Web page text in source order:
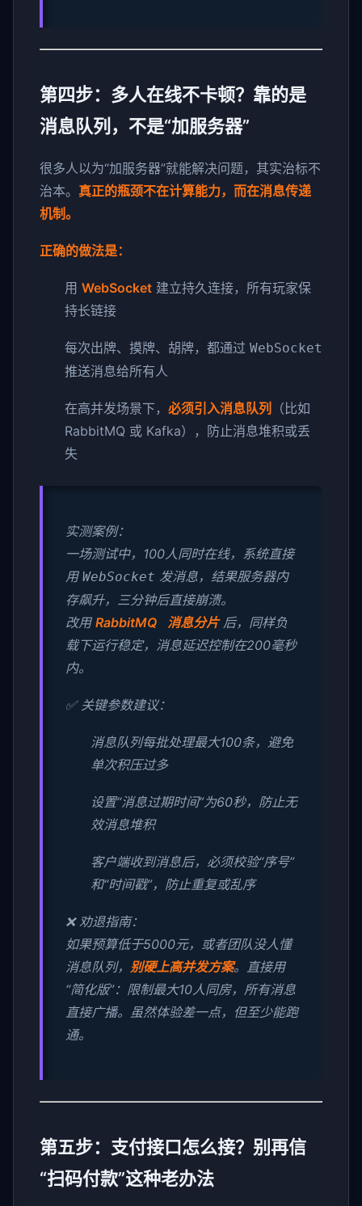
第四步：多人在线不卡顿？靠的是
消息队列，不是“加服务器”
很多人以为“加服务器”就能解决问题，其实治标不
治本。 真正的瓶颈不在计算能力，而在消息传递
机制。
正确的做法是：
用 WebSocket 建立持久连接，所有玩家保
持长链接
每次出牌、摸牌、胡牌，都通过 WebSocket
推送消息给所有人
在高并发场景下， 必须引入消息队列
（比如
RabbitMQ 或 Kafka），防止消息堆积或丢
失
实测案例：
一场测试中，100人同时在线，系统直接
用 WebSocket 发消息，结果服务器内
存飙升，三分钟后直接崩溃。
改用 RabbitMQ 消息分片后，同样负
载下运行稳定，消息延迟控制在200毫秒
内。
✅ 关键参数建议：
消息队列每批处理最大100条，避免
单次积压过多
设置“消息过期时间”为60秒，防止无
效消息堆积
客户端收到消息后，必须校验“序号”
和“时间戳”，防止重复或乱序
❌ 劝退指南：
如果预算低于5000元，或者团队没人懂
消息队列， 别硬上高并发方案。直接用
“简化版”：限制最大10人同房，所有消息
直接广播。虽然体验差一点，但至少能跑
通。
第五步：支付接口怎么接？别再信
“扫码付款”这种老办法